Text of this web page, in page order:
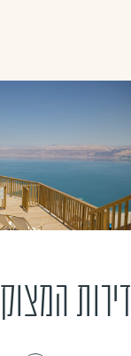
דירות המצוק